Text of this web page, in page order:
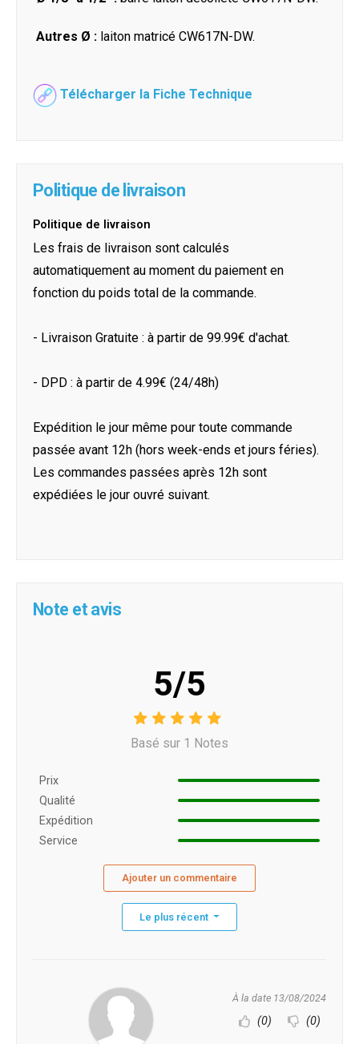
Autres Ø : laiton matricé CW617N-DW.
Télécharger la Fiche Technique
Politique de livraison
Politique de livraison
Les frais de livraison sont calculés
automatiquement au moment du paiement en
fonction du poids total de la commande.
- Livraison Gratuite : à partir de 99.99€ d'achat.
- DPD : à partir de 4.99€ (24/48h)
Expédition le jour même pour toute commande
passée avant 12h (hors week-ends et jours féries).
Les commandes passées après 12h sont
expédiées le jour ouvré suivant.
Note et avis
5/5
Basé sur 1 Notes
Prix ​​
Qualité
Expédition
Service
Ajouter un commentaire
Le plus récent
À la date 13/08/2024
(0) (0)